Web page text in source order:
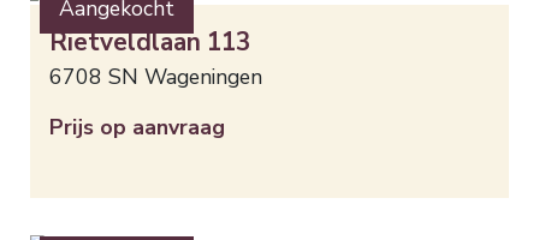
Aangekocht
Rietveldlaan 113
6708 SN Wageningen
Prijs op aanvraag